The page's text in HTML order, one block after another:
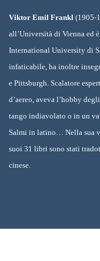
Viktor Emil Frankl(1905-
all’Università di Vienna ed
International University di
infaticabile, ha inoltre
e Pittsburgh. Scalatore
d’aereo, aveva l’hobby
tango indiavolato o in un
Salmi in latino… Nella sua
suoi 31 libri sono stati
cinese.